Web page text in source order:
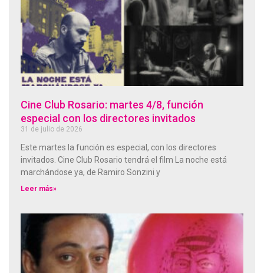
Cine Club Rosario: martes 4/8, función
especial con los directores invitados
31 de julio de 2026
Este martes la función es especial, con los directores
invitados. Cine Club Rosario tendrá el film La noche está
marchándose ya, de Ramiro Sonzini y
Leer más»